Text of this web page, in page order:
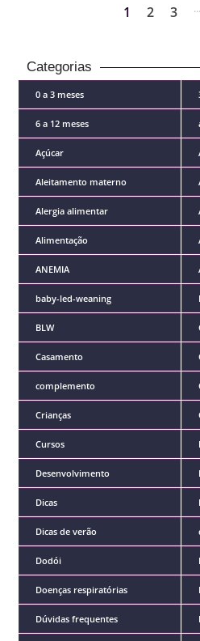
1 2 3 ...
Categorias
0 a 3 meses
6 a 12 meses
Açúcar
Aleitamento materno
Alergia alimentar
Alimentação
ANEMIA
baby-led-weaning
BLW
Casamento
complemento
Crianças
Cursos
Desenvolvimento
Dicas
Dicas de verão
Dodói
Doenças respiratórias
Dúvidas frequentes